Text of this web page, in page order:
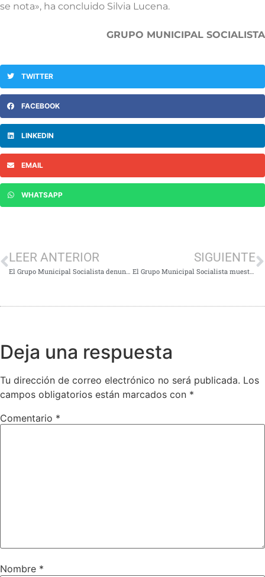
se nota», ha concluido Silvia Lucena.
GRUPO MUNICIPAL SOCIALISTA
TWITTER
FACEBOOK
LINKEDIN
EMAIL
WHATSAPP
LEER ANTERIOR SIGUIENTE
El Grupo Municipal Socialista muestra su preocupación de que no se incluya aTres Cantos como zona con alto riesgo de incendio
Deja una respuesta
Tu dirección de correo electrónico no será publicada. Los
campos obligatorios están marcados con *
Comentario *
Nombre *